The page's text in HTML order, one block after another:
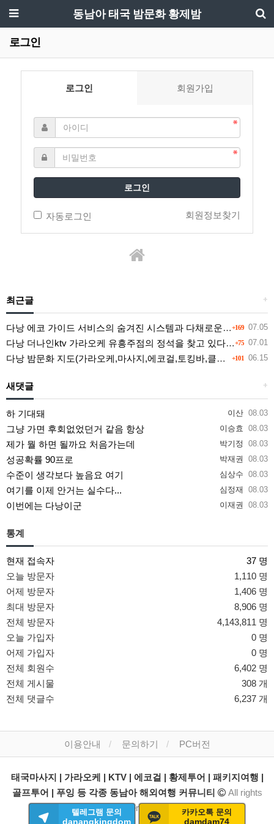
동남아 태국 밤문화 황제밤
로그인
로그인 회원가입
로그인
자동로그인 회원정보찾기
+
최근글
+169 07.05
다낭 에코 가이드 서비스의 숨겨진 시스템과 다채로운 인력 풀의 진실
+75 07.01
다낭 더나인ktv 가라오케 유흥주점의 정석을 찾고 있다면 여기
+101 06.15
다낭 밤문화 지도(가라오케,마사지,에코걸,토킹바,클럽) 유흥별 가격 및 후기공유
+
새댓글
이산 08.03
하 기대돼
이승효 08.03
그냥 가면 후회없었던거 같음 항상
박기정 08.03
제가 뭘 하면 될까요 처음가는데
박재권 08.03
성공확률 90프로
심상수 08.03
수준이 생각보다 높음요 여기
심정재 08.03
여기를 이제 안거는 실수다...
이재권 08.03
이번에는 다낭이군
통계
현재 접속자
37 명
오늘 방문자
1,110 명
어제 방문자
1,406 명
최대 방문자
8,906 명
전체 방문자
4,143,811 명
오늘 가입자
0 명
어제 가입자
0 명
전체 회원수
6,402 명
전체 게시물
308 개
전체 댓글수
6,237 개
텔레그램 문의
danangkingdom
카카오톡 문의
damdam74
이용안내 문의하기 PC버전
태국마사지 | 가라오케 | KTV | 에코걸 | 황제투어 | 패키지여행 |
골프투어 | 푸잉 등 각종 동남아 해외여행 커뮤니티
All rights
reserved.